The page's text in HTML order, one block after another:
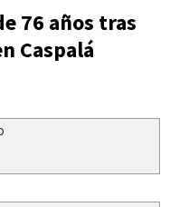
76 años tras
Caspalá